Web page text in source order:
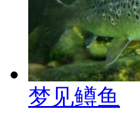
梦见鳟鱼